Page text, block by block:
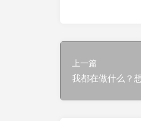
上一篇
我都在做什么？